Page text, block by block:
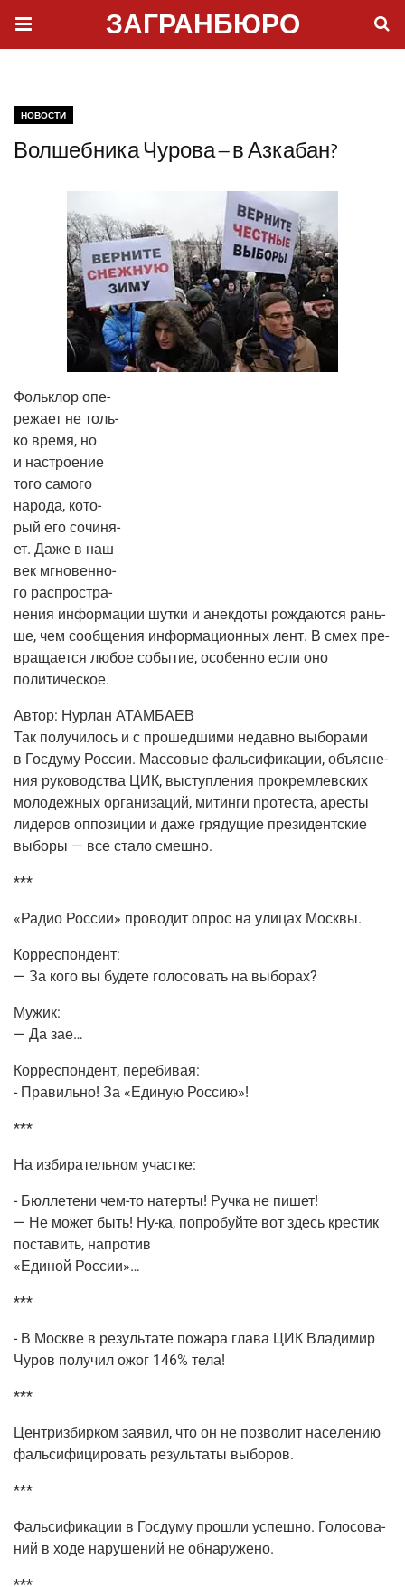
ЗАГРАНБЮРО
НОВОСТИ
Волшебника Чурова – в Азкабан?
Фольк­лор опе­
ре­жа­ет не толь­
ко вре­мя, но
и настро­е­ние
того само­го
наро­да, кото­
рый его сочи­ня­
ет. Даже в наш
век мгно­вен­но­
го рас­про­стра­
не­ния инфор­ма­ции шут­ки и анек­до­ты рож­да­ют­ся рань­
ше, чем сооб­ще­ния инфор­ма­ци­он­ных лент. В смех пре­
вра­ща­ет­ся любое собы­тие, осо­бен­но если оно
политическое.
Автор: Нур­лан АТАМБАЕВ
Так полу­чи­лось и с про­шед­ши­ми недав­но выбо­ра­ми
в Гос­ду­му Рос­сии. Мас­со­вые фаль­си­фи­ка­ции, объ­яс­не­
ния руко­вод­ства ЦИК, выступ­ле­ния про­крем­лев­ских
моло­деж­ных орга­ни­за­ций, митин­ги про­те­ста, аре­сты
лиде­ров оппо­зи­ции и даже гря­ду­щие пре­зи­дент­ские
выбо­ры — все ста­ло смешно.
***
«Радио Рос­сии» про­во­дит опрос на ули­цах Москвы.
Кор­ре­спон­дент:
— За кого вы буде­те голо­со­вать на выборах?
Мужик:
— Да зае…
Кор­ре­спон­дент, пере­би­вая:
- Пра­виль­но! За «Еди­ную Россию»!
***
На изби­ра­тель­ном участке:
- Бюл­ле­те­ни чем-то натер­ты! Руч­ка не пишет!
— Не может быть! Ну-ка, попро­буй­те вот здесь кре­стик
поста­вить, напро­тив
«Еди­ной России»…
***
- В Москве в резуль­та­те пожа­ра гла­ва ЦИК Вла­ди­мир
Чуров полу­чил ожог 146% тела!
***
Цен­триз­бир­ком заявил, что он не поз­во­лит насе­ле­нию
фаль­си­фи­ци­ро­вать резуль­та­ты выборов.
***
Фаль­си­фи­ка­ции в Гос­ду­му про­шли успеш­но. Голо­со­ва­
ний в ходе нару­ше­ний не обнаружено.